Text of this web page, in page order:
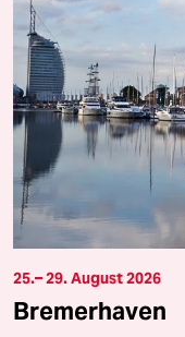
25.– 29. August 2026
Bremerhaven